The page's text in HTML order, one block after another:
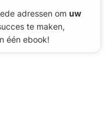
adressen om uw
te maken,
één ebook!